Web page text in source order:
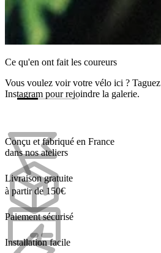
Ce qu'en ont fait les coureurs
Vous voulez voir votre vélo ici ? Taguez
Instagram pour rejoindre la galerie.
Conçu et fabriqué en France
dans nos ateliers
Livraison gratuite
à partir de 150€
Paiement sécurisé
Installation facile